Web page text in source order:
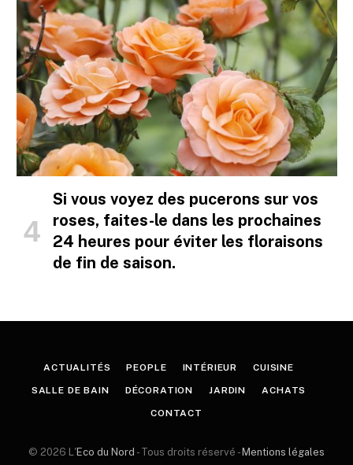
Si vous voyez des pucerons sur vos
roses, faites-le dans les prochaines
24 heures pour éviter les floraisons
de fin de saison.
ACTUALITÉS PEOPLE INTÉRIEUR CUISINE
SALLE DE BAIN DÉCORATION JARDIN ACHATS
CONTACT
© 2026 L'Eco du Nord - Tous droits réservé - Mentions légales